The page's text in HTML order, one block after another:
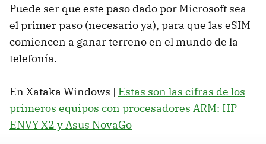
Puede ser que este paso dado por Microsoft sea
el primer paso (necesario ya), para que las eSIM
comiencen a ganar terreno en el mundo de la
telefonía.
En Xataka Windows | Estas son las cifras de los
primeros equipos con procesadores ARM: HP
ENVY X2 y Asus NovaGo